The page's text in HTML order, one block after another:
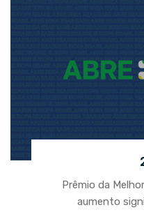
Prêmio da
aumento